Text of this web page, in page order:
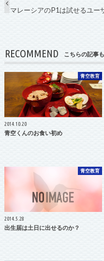
マレーシアのP1は試せるユー
RECOMMEND こちらの記事
青空教育
2014.10.20
青空くんのお食い初め
青空教育
2014.5.28
出生届は土日に出せるのか？